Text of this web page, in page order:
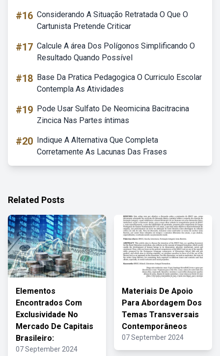
#16 Considerando A Situação Retratada O Que O
Cartunista Pretende Criticar
#17 Calcule A área Dos Polígonos Simplificando O
Resultado Quando Possível
#18 Base Da Pratica Pedagogica O Curriculo Escolar
Contempla As Atividades
#19 Pode Usar Sulfato De Neomicina Bacitracina
Zincica Nas Partes íntimas
#20 Indique A Alternativa Que Completa
Corretamente As Lacunas Das Frases
Related Posts
Elementos
Encontrados Com
Exclusividade No
Mercado De Capitais
Brasileiro:
07 September 2024
Materiais De Apoio
Para Abordagem Dos
Temas Transversais
Contemporâneos
07 September 2024